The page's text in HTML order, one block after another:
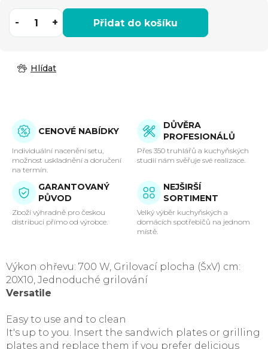
Přidat do košíku
Hlídat
CENOVÉ NABÍDKY
Individuální nacenění setu,
možnost uskladnění a doručení
na termín.
DŮVĚRA
PROFESIONÁLŮ
Přes 350 truhlářů a kuchyňských
studií nám svěřuje své realizace.
GARANTOVANÝ
PŮVOD
Zboží výhradně pro českou
distribuci přímo od výrobce.
NEJŠIRŠÍ
SORTIMENT
Velký výběr kuchyňských a
domácích spotřebičů na jednom
místě.
Výkon ohřevu: 700 W, Grilovací plocha (ŠxV) cm:
20X10, Jednoduché grilování
Versatile
Easy to use and to clean
It's up to you. Insert the sandwich plates or grilling
plates and replace them if you prefer delicious